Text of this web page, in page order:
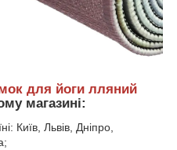
для йоги лляний
магазині:
Київ, Львів, Дніпро,